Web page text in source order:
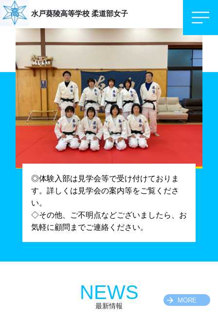
水戸葵陵高等学校 柔道部女子
◎体験入部は見学会等で受け付けておりま
す。詳しくは見学会の案内等をご覧くださ
い。
◇その他、ご不明点などございましたら、お
気軽に顧問までご連絡ください。
最新情報
NEWS MORE